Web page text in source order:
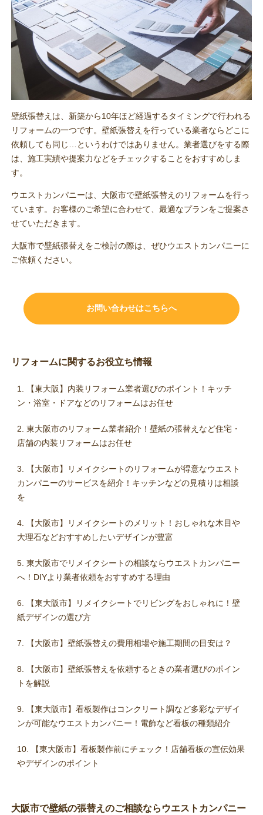
壁紙張替えは、新築から10年ほど経過するタイミングで行われる
リフォームの一つです。壁紙張替えを行っている業者ならどこに
依頼しても同じ…というわけではありません。業者選びをする際
は、施工実績や提案力などをチェックすることをおすすめしま
す。
ウエストカンパニーは、大阪市で壁紙張替えのリフォームを行っ
ています。お客様のご希望に合わせて、最適なプランをご提案さ
せていただきます。
大阪市で壁紙張替えをご検討の際は、ぜひウエストカンパニーに
ご依頼ください。
お問い合わせはこちらへ
リフォームに関するお役立ち情報
【東大阪】内装リフォーム業者選びのポイント！キッチ
ン・浴室・ドアなどのリフォームはお任せ
東大阪市のリフォーム業者紹介！壁紙の張替えなど住宅・
店舗の内装リフォームはお任せ
【大阪市】リメイクシートのリフォームが得意なウエスト
カンパニーのサービスを紹介！キッチンなどの見積りは相談
を
【大阪市】リメイクシートのメリット！おしゃれな木目や
大理石などおすすめしたいデザインが豊富
東大阪市でリメイクシートの相談ならウエストカンパニー
へ！DIYより業者依頼をおすすめする理由
【東大阪市】リメイクシートでリビングをおしゃれに！壁
紙デザインの選び方
【大阪市】壁紙張替えの費用相場や施工期間の目安は？
【大阪市】壁紙張替えを依頼するときの業者選びのポイン
トを解説
【東大阪市】看板製作はコンクリート調など多彩なデザイ
ンが可能なウエストカンパニー！電飾など看板の種類紹介
【東大阪市】看板製作前にチェック！店舗看板の宣伝効果
やデザインのポイント
大阪市で壁紙の張替えのご相談ならウエストカンパニー